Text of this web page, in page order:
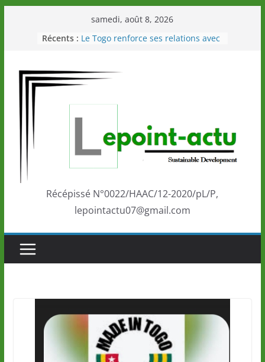
samedi, août 8, 2026
Récents : Le Togo renforce ses relations avec
Éléphants en Côte d’Ivoire
LOTO DETENTE”, un nouveau tirage
marque de confiance au Togo sur
la scène internationale au-delà des
performances de ses athlètes
Togo: Que retenir de la politique
éducation et de l’ambition de
Récépissé N°0022/HAAC/12-2020/pL/P,
lepointactu07@gmail.com